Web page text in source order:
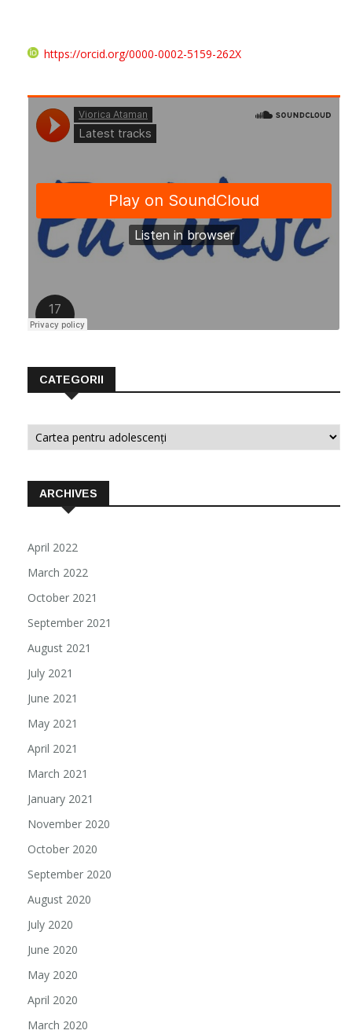
https://orcid.org/0000-0002-5159-262X
CATEGORII
Categorii
ARCHIVES
April 2022
March 2022
October 2021
September 2021
August 2021
July 2021
June 2021
May 2021
April 2021
March 2021
January 2021
November 2020
October 2020
September 2020
August 2020
July 2020
June 2020
May 2020
April 2020
March 2020